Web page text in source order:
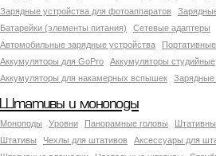
Зарядные устройства для фотоаппаратов
Батарейки (элементы питания)
Сетевые адаптеры
Автомобильные зарядные устройства
Аккумуляторы для GoPro
Аккумуляторы студийные
Аккумуляторы для накамерных вспышек
Зарядные
Штативы и моноподы
Моноподы Уровни Панорамные головы
Штативы
Чехлы для штативов
Аксессуары для